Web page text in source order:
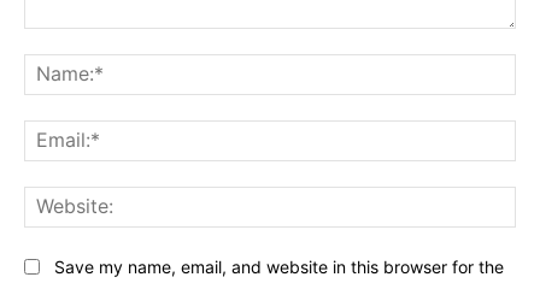
Save my name, email, and website in this browser for the